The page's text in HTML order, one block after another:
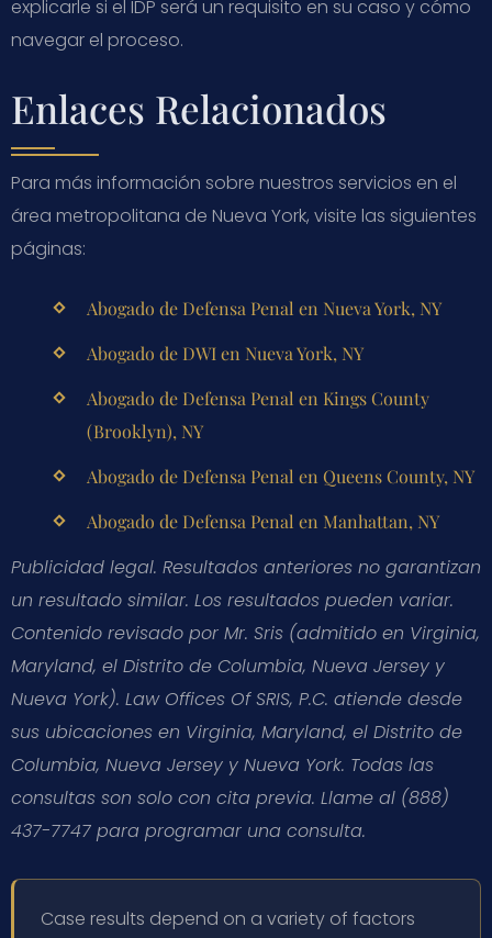
explicarle si el IDP será un requisito en su caso y cómo
navegar el proceso.
Enlaces Relacionados
Para más información sobre nuestros servicios en el
área metropolitana de Nueva York, visite las siguientes
páginas:
Abogado de Defensa Penal en Nueva York, NY
Abogado de DWI en Nueva York, NY
Abogado de Defensa Penal en Kings County
(Brooklyn), NY
Abogado de Defensa Penal en Queens County, NY
Abogado de Defensa Penal en Manhattan, NY
Publicidad legal. Resultados anteriores no garantizan
un resultado similar. Los resultados pueden variar.
Contenido revisado por Mr. Sris (admitido en Virginia,
Maryland, el Distrito de Columbia, Nueva Jersey y
Nueva York). Law Offices Of SRIS, P.C. atiende desde
sus ubicaciones en Virginia, Maryland, el Distrito de
Columbia, Nueva Jersey y Nueva York. Todas las
consultas son solo con cita previa. Llame al (888)
437-7747 para programar una consulta.
Case results depend on a variety of factors